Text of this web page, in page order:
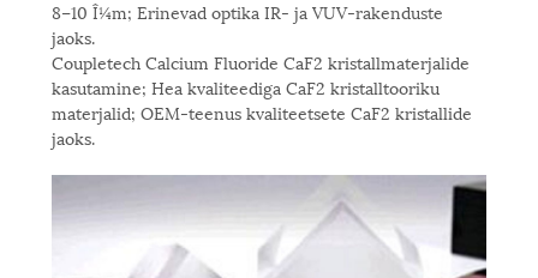
8–10 Î¼m; Erinevad optika IR- ja VUV-rakenduste
jaoks.
Coupletech Calcium Fluoride CaF2 kristallmaterjalide
kasutamine; Hea kvaliteediga CaF2 kristalltooriku
materjalid; OEM-teenus kvaliteetsete CaF2 kristallide
jaoks.